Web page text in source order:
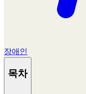
장애인
목차